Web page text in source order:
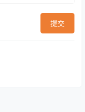
提交